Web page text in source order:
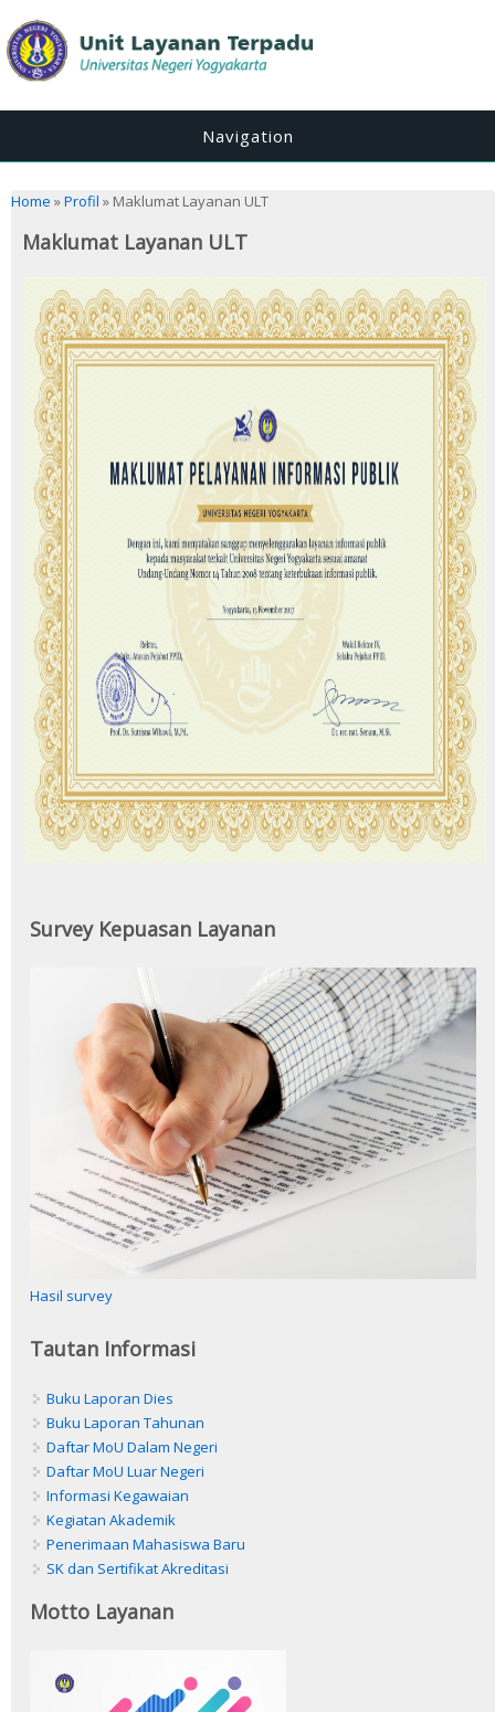
Navigation
You are here
Home »Profil » Maklumat Layanan ULT
Maklumat Layanan ULT
Survey Kepuasan Layanan
Hasil survey
Tautan Informasi
Buku Laporan Dies
Buku Laporan Tahunan
Daftar MoU Dalam Negeri
Daftar MoU Luar Negeri
Informasi Kegawaian
Kegiatan Akademik
Penerimaan Mahasiswa Baru
SK dan Sertifikat Akreditasi
Motto Layanan